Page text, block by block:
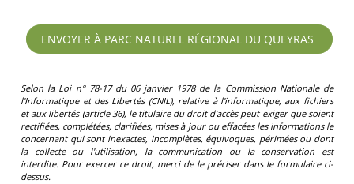
Selon la Loi n° 78-17 du 06 janvier 1978 de la Commission Nationale de
l'Informatique et des Libertés (CNIL), relative à l'informatique, aux fichiers
et aux libertés (article 36), le titulaire du droit d'accès peut exiger que soient
rectifiées, complétées, clarifiées, mises à jour ou effacées les informations le
concernant qui sont inexactes, incomplètes, équivoques, périmées ou dont
la collecte ou l'utilisation, la communication ou la conservation est
interdite. Pour exercer ce droit, merci de le préciser dans le formulaire ci-
dessus.